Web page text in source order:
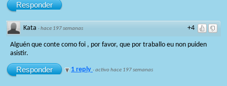
Responder
+4
Kata ·hace 197 semanas
Alguén que conte como foi , por favor, que por traballo eu non puiden
asistir.
Responder 1 reply ·activo hace 197 semanas